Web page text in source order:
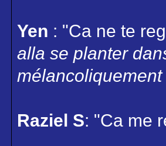
Yen : "Ca ne te
alla se planter
Raziel S: "Ca me